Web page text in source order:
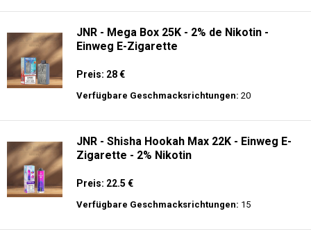
JNR - Mega Box 25K - 2% de Nikotin -
Einweg E-Zigarette
Preis: 28 €
Verfügbare Geschmacksrichtungen: 20
JNR - Shisha Hookah Max 22K - Einweg E-
Zigarette - 2% Nikotin
Preis: 22.5 €
Verfügbare Geschmacksrichtungen: 15